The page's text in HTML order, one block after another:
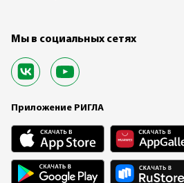
Мы в социальных сетях
Приложение РИГЛА